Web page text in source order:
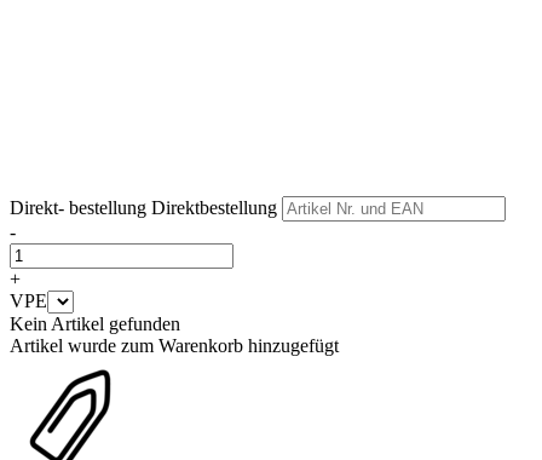
Direkt- bestellung Direktbestellung
-
+
VPE
Kein Artikel gefunden
Artikel wurde zum Warenkorb hinzugefügt